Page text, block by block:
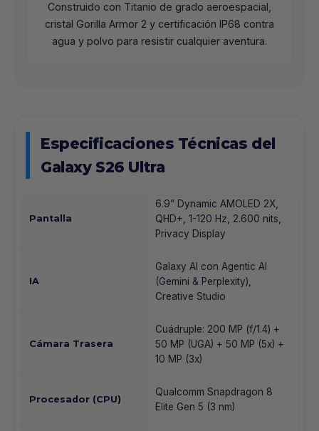
Construido con Titanio de grado aeroespacial,
cristal Gorilla Armor 2 y certificación IP68 contra
agua y polvo para resistir cualquier aventura.
Especificaciones Técnicas del
Galaxy S26 Ultra
Pantalla
6.9” Dynamic AMOLED 2X,
QHD+, 1-120 Hz, 2.600 nits,
Privacy Display
IA
Galaxy AI con Agentic AI
(Gemini & Perplexity),
Creative Studio
Cámara Trasera
Cuádruple: 200 MP (f/1.4) +
50 MP (UGA) + 50 MP (5x) +
10 MP (3x)
Procesador (CPU)
Qualcomm Snapdragon 8
Elite Gen 5 (3 nm)